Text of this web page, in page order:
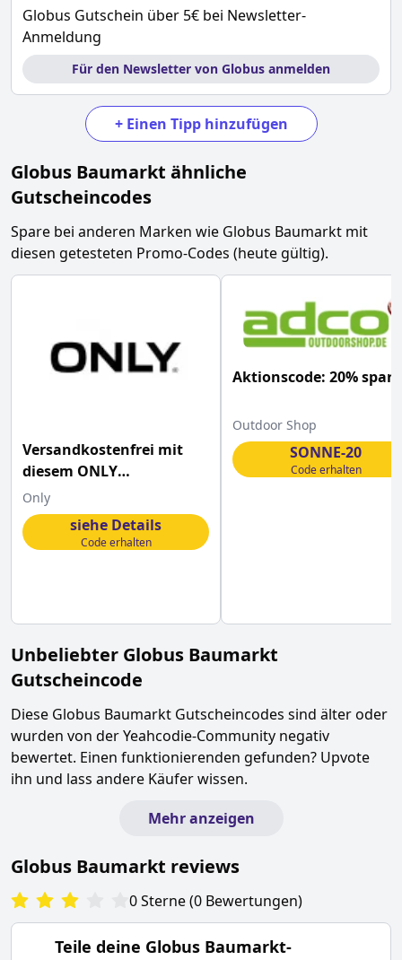
Globus Gutschein über 5€ bei Newsletter-
Anmeldung
Für den Newsletter von Globus anmelden
+ Einen Tipp hinzufügen
Globus Baumarkt ähnliche
Gutscheincodes
Spare bei anderen Marken wie Globus Baumarkt mit
diesen getesteten Promo-Codes (heute gültig).
Versandkostenfrei mit
diesem ONLY
Gutscheincode bestellen
Only
siehe Details
Code erhalten
Aktionscode: 20%
Outdoor Shop
SONNE-20
Code erhalten
Unbeliebter Globus Baumarkt
Gutscheincode
Diese Globus Baumarkt Gutscheincodes sind älter oder
wurden von der Yeahcodie-Community negativ
bewertet. Einen funktionierenden gefunden? Upvote
ihn und lass andere Käufer wissen.
Mehr anzeigen
Globus Baumarkt reviews
0Sterne(0 Bewertungen)
Teile deine Globus Baumarkt-